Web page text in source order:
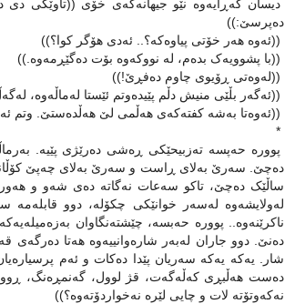
دیسان گه‌ڕایه‌وه‌ نێو جیهانه‌که‌ی خۆی ((تاوێکی دی
ده‌پرسێ:))
((ئه‌وه‌ هه‌ر خۆتی پیاوه‌که‌؟.. ئه‌دی هۆگر کوا؟))
((با پشوویه‌ک بده‌م، له ‌نووکه‌وه‌ بۆت ده‌گێڕمه‌وه‌.))
((له‌وه‌تی ڕۆیوی چاوم ده‌فڕێ!))
((ئه‌گه‌ر بڵێی منیش دڵم پێیده‌وتم ئێستا له‌ماڵه‌وه‌،
((ئه‌وه‌تا به‌شه‌ کفته‌که‌ی هه‌ڵمی لێ هه‌ڵده‌ستێ. وتم
*
پووره‌ حه‌پسه‌ ته‌زبیحێکی ڕه‌شی ده‌رێژی پێیه‌.
ده‌چێ. سه‌رێ به‌لای ڕاست و سه‌رێ به‌لای چه‌پێ
ساڵێک ده‌چێ، تاکو سه‌عات نه‌گاته‌ ده‌ی شه‌و و
له‌ولایشه‌وه‌ له‌سه‌ر خوانێکی چکۆله‌، دوو
ناکرێنه‌وه‌.. پووره‌ حه‌بسه‌، چێشته‌نگاوان
ده‌نێ. دوو جاران له‌به‌ر شاره‌وانییه‌وه‌ هه‌تا ده‌رگه‌ی
شار. یه‌که‌ یه‌که‌ سه‌ریان پێدا ده‌کات و ئه‌م
ده‌ست هه‌ڵبڕی که‌ڵه‌گه‌ت، قژ لوول، گه‌نمڕه‌نگ،
نه‌که‌وتۆته‌ لات و چایی لێره‌ نه‌خواردۆته‌وه‌؟))